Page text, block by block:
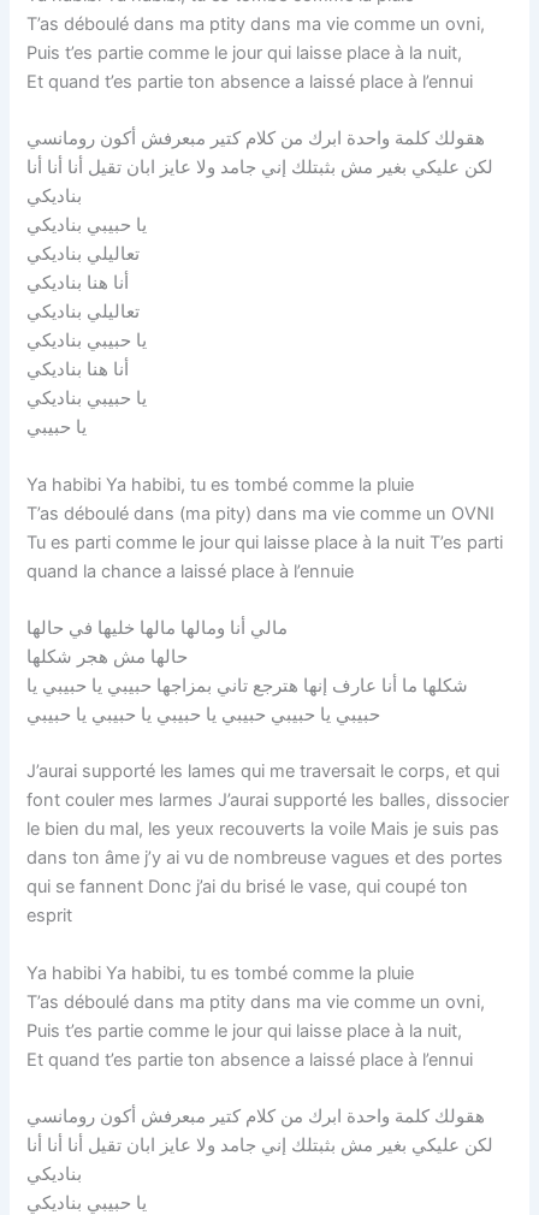
T’as déboulé dans ma ptity dans ma vie comme un ovni,
Puis t’es partie comme le jour qui laisse place à la nuit,
Et quand t’es partie ton absence a laissé place à l’ennui
هقولك كلمة واحدة ابرك من كلام كتير مبعرفش أكون رومانسي
لكن عليكي بغير مش بثبتلك إني جامد ولا عايز ابان تقيل أنا أنا أنا
بناديكي
يا حبيبي بناديكي
تعاليلي بناديكي
أنا هنا بناديكي
تعاليلي بناديكي
يا حبيبي بناديكي
أنا هنا بناديكي
يا حبيبي بناديكي
يا حبيبي
Ya habibi Ya habibi, tu es tombé comme la pluie
T’as déboulé dans (ma pity) dans ma vie comme un OVNI
Tu es parti comme le jour qui laisse place à la nuit T’es parti
quand la chance a laissé place à l’ennuie
مالي أنا ومالها مالها خليها في حالها
حالها مش هجر شكلها
شكلها ما أنا عارف إنها هترجع تاني بمزاجها حبيبي يا حبيبي يا
حبيبي يا حبيبي حبيبي يا حبيبي يا حبيبي يا حبيبي
J’aurai supporté les lames qui me traversait le corps, et qui
font couler mes larmes J’aurai supporté les balles, dissocier
le bien du mal, les yeux recouverts la voile Mais je suis pas
dans ton âme j’y ai vu de nombreuse vagues et des portes
qui se fannent Donc j’ai du brisé le vase, qui coupé ton
esprit
Ya habibi Ya habibi, tu es tombé comme la pluie
T’as déboulé dans ma ptity dans ma vie comme un ovni,
Puis t’es partie comme le jour qui laisse place à la nuit,
Et quand t’es partie ton absence a laissé place à l’ennui
هقولك كلمة واحدة ابرك من كلام كتير مبعرفش أكون رومانسي
لكن عليكي بغير مش بثبتلك إني جامد ولا عايز ابان تقيل أنا أنا أنا
بناديكي
يا حبيبي بناديكي